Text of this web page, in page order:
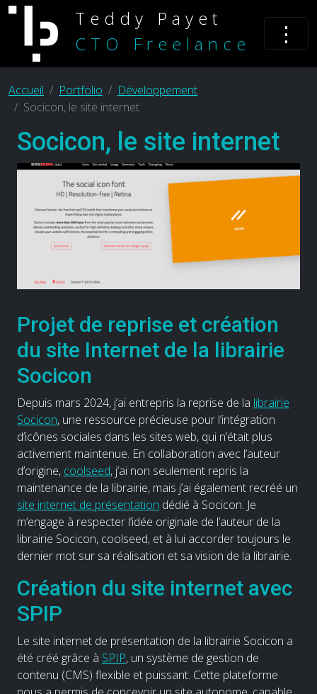
Teddy Payet
CTO Freelance
⋮
Accueil Portfolio
Développement
Socicon, le site internet
Socicon, le site internet
Projet de reprise et création
du site Internet de la librairie
Socicon
Depuis mars 2024, j’ai entrepris la reprise de la librairie
Socicon, une ressource précieuse pour l’intégration
d’icônes sociales dans les sites web, qui n’était plus
activement maintenue. En collaboration avec l’auteur
d’origine, coolseed, j’ai non seulement repris la
maintenance de la librairie, mais j’ai également recréé un
site internet de présentation dédié à Socicon. Je
m’engage à respecter l’idée originale de l’auteur de la
librairie Socicon, coolseed, et à lui accorder toujours le
dernier mot sur sa réalisation et sa vision de la librairie.
Création du site internet avec
SPIP
Le site internet de présentation de la librairie Socicon a
été créé grâce à SPIP, un système de gestion de
contenu (CMS) flexible et puissant. Cette plateforme